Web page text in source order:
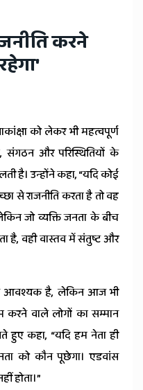
करने
को लेकर भी महत्वपूर्ण
संगठन और परिस्थितियों के
है। उन्होंने कहा, “यदि कोई
से राजनीति करता है तो वह
जो व्यक्ति जनता के बीच
है, वही वास्तव में संतुष्ट और
आवश्यक है, लेकिन आज भी
वाले लोगों का सम्मान
हुए कहा, “यदि हम नेता ही
को कौन पूछेगा। एडवांस
होता।”